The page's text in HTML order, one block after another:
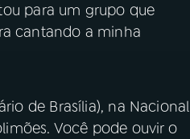
para um grupo que
cantando a minha
de Brasília), na Nacional
Você pode ouvir o